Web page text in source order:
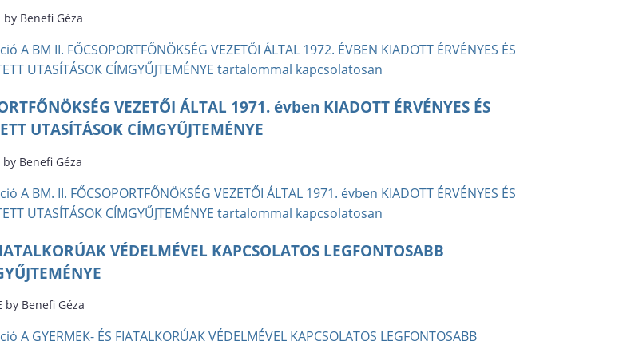
Benefi Géza
A BM II. FŐCSOPORTFŐNÖKSÉG VEZETŐI ÁLTAL 1972. ÉVBEN KIADOTT ÉRVÉNYES ÉS
UTASÍTÁSOK CÍMGYŰJTEMÉNYE tartalommal kapcsolatosan
VEZETŐI ÁLTAL 1971. évben KIADOTT ÉRVÉNYES ÉS
UTASÍTÁSOK CÍMGYŰJTEMÉNYE
Benefi Géza
A BM. II. FŐCSOPORTFŐNÖKSÉG VEZETŐI ÁLTAL 1971. évben KIADOTT ÉRVÉNYES ÉS
UTASÍTÁSOK CÍMGYŰJTEMÉNYE tartalommal kapcsolatosan
VÉDELMÉVEL KAPCSOLATOS LEGFONTOSABB
by Benefi Géza
A GYERMEK- ÉS FIATALKORÚAK VÉDELMÉVEL KAPCSOLATOS LEGFONTOSABB